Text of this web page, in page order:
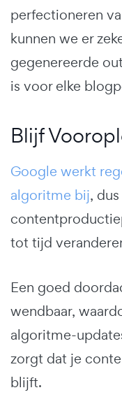
perfectioneren
kunnen we er
gegenereerde
is voor elke
Blijf
Google werkt
algoritme bij,
tot tijd
Een goed
wendbaar,
algoritme-
zorgt dat je
blijft.